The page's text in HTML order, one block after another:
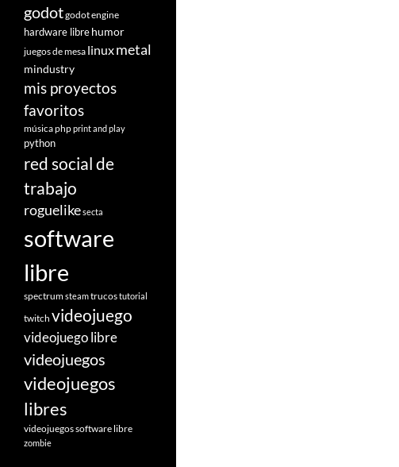
godotgodot engine
hardware librehumor
juegos de mesa linuxmetal
mindustry
mis proyectos
favoritos
músicaphpprint and play
python
red social de
trabajo
roguelikesecta
software
libre
spectrumsteamtrucostutorial
twitch videojuego
videojuego libre
videojuegos
videojuegos
libres
videojuegos software libre
zombie